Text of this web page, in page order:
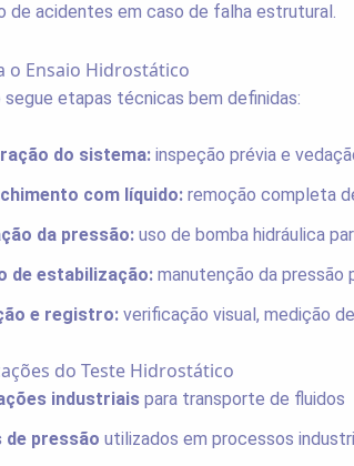
de acidentes em caso de falha estrutural.
o Ensaio Hidrostático
etapas técnicas bem definidas:
do sistema: inspeção prévia e
com líquido: remoção completa
da pressão: uso de bomba hidráulica
de estabilização: manutenção da pressão
e registro: verificação visual, medição
do Teste Hidrostático
industriais para transporte de fluidos
de pressão utilizados em processos